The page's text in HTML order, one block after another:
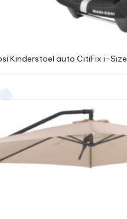
Kinderstoel auto CitiFix i-Size